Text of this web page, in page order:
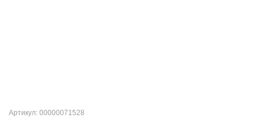
Артикул: 00000071528